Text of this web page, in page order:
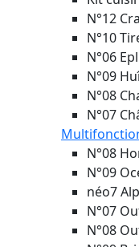
N°12
N°10
N°06
N°09
N°08
N°07
N°08
N°09
néo7
N°07
N°08